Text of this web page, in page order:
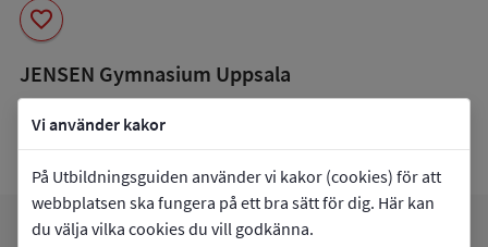
Vi använder kakor
På Utbildningsguiden använder vi kakor (cookies) för att
webbplatsen ska fungera på ett bra sätt för dig. Här kan
du välja vilka cookies du vill godkänna.
favorite
JENSEN Gymnasium Uppsala
book_5 Inriktning som finns tillgänglig
Data saknas
Gå tillJENSEN Gymnasium Uppsala